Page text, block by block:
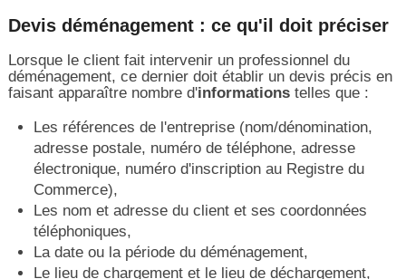
Devis déménagement : ce qu'il doit préciser
Lorsque le client fait intervenir un professionnel du
déménagement, ce dernier doit établir un devis précis en
faisant apparaître nombre d'informationstelles que :
Les références de l'entreprise (nom/dénomination,
adresse postale, numéro de téléphone, adresse
électronique, numéro d'inscription au Registre du
Commerce),
Les nom et adresse du client et ses coordonnées
téléphoniques,
La date ou la période du déménagement,
Le lieu de chargement et le lieu de déchargement,